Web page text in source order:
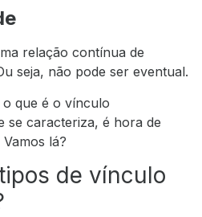
relação contínua de
seja, não pode ser eventual.
que é o vínculo
se caracteriza, é hora de
lá?
de vínculo